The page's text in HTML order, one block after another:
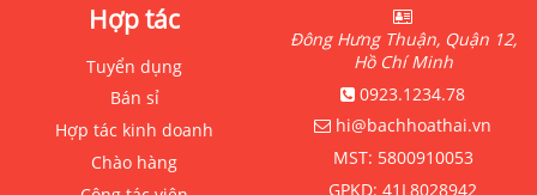
Hợp tác
Tuyển dụng
Bán sỉ
Hợp tác kinh doanh
Chào hàng
Đông Hưng Thuận, Quận 12,
Hồ Chí Minh
0923.1234.78
hi@bachhoathai.vn
MST: 5800910053
GPKD: 41L8028942